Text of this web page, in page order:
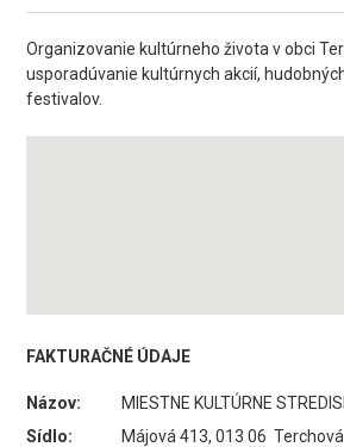
Organizovanie kultúrneho života v obci
usporadúvanie kultúrnych akcií,
festivalov.
FAKTURAČNÉ ÚDAJE
Názov:
MIESTNE KULTÚRNE
Sídlo:
Májová 413, 013 06 Terchová